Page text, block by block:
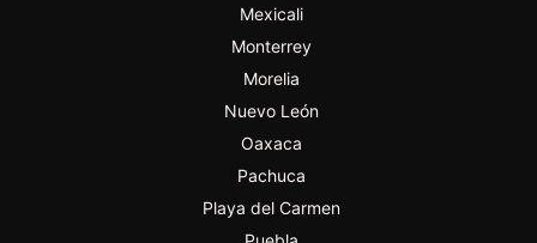
Mexicali
Monterrey
Morelia
Nuevo León
Oaxaca
Pachuca
Playa del Carmen